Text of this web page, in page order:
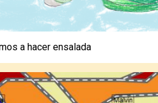
a hacer ensalada